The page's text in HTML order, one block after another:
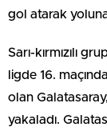
gol atarak
Sarı-kırmızılı
ligde 16.
olan
yakaladı.